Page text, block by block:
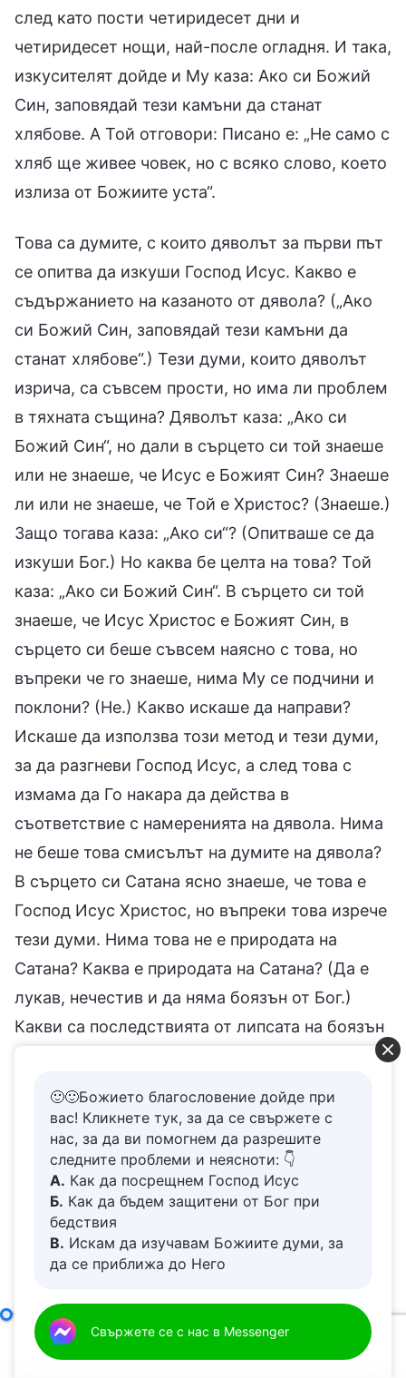
след като пости четиридесет дни и
четиридесет нощи, най-после огладня. И така,
изкусителят дойде и Му каза: Ако си Божий
Син, заповядай тези камъни да станат
хлябове. А Той отговори: Писано е: „Не само с
хляб ще живее човек, но с всяко слово, което
излиза от Божиите уста“.
Това са думите, с които дяволът за първи път
се опитва да изкуши Господ Исус. Какво е
съдържанието на казаното от дявола? („Ако
си Божий Син, заповядай тези камъни да
станат хлябове“.) Тези думи, които дяволът
изрича, са съвсем прости, но има ли проблем
в тяхната същина? Дяволът каза: „Ако си
Божий Син“, но дали в сърцето си той знаеше
или не знаеше, че Исус е Божият Син? Знаеше
ли или не знаеше, че Той е Христос? (Знаеше.)
Защо тогава каза: „Ако си“? (Опитваше се да
изкуши Бог.) Но каква бе целта на това? Той
каза: „Ако си Божий Син“. В сърцето си той
знаеше, че Исус Христос е Божият Син, в
сърцето си беше съвсем наясно с това, но
въпреки че го знаеше, нима Му се подчини и
поклони? (Не.) Какво искаше да направи?
Искаше да използва този метод и тези думи,
за да разгневи Господ Исус, а след това с
измама да Го накара да действа в
съответствие с намеренията на дявола. Нима
не беше това смисълът на думите на дявола?
В сърцето си Сатана ясно знаеше, че това е
Господ Исус Христос, но въпреки това изрече
тези думи. Нима това не е природата на
Сатана? Каква е природата на Сатана? (Да е
лукав, нечестив и да няма боязън от Бог.)
Какви са последствията от липсата на боязън
да нападне Бог, и затова каза: „Ако си Божий
Син, заповядай тези камъни да станат
хлябове“. Нима това не е злото намерение на
Сатана? Какво всъщност се опитваше да
направи? Целта му е много очевидна: той се
опитваше да използва този метод, за да
Исус Христос. С тези думи Сатана искаше да
каже: „Ако Ти си Божият Син, превърни тези
🙂🙂Божието благословение дойде при
вас! Кликнете тук, за да се свържете с
нас, за да ви помогнем да разрешите
следните проблеми и неясноти: 👇
А. Как да посрещнем Господ Исус
Б. Как да бъдем защитени от Бог при
бедствия
В. Искам да изучавам Божиите думи, за
да се приближа до Него
живот
Д.Имам молба за молитва
Свържете се с нас в Messenger
Самият Бог, единственият V